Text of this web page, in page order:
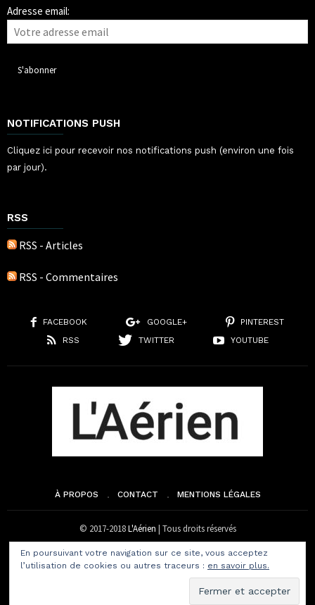
Adresse email:
NOTIFICATIONS PUSH
Cliquez ici pour recevoir nos notifications push (environ une fois
par jour).
RSS
RSS - Articles
RSS - Commentaires
FACEBOOK GOOGLE+
PINTEREST
RSS
TWITTER YOUTUBE
À PROPOS CONTACT MENTIONS LÉGALES
© 2017-2018L'Aérien | Tous droits réservés
En poursuivant votre navigation sur ce site, vous acceptez
l’utilisation de cookies ou autres traceurs : en savoir plus.